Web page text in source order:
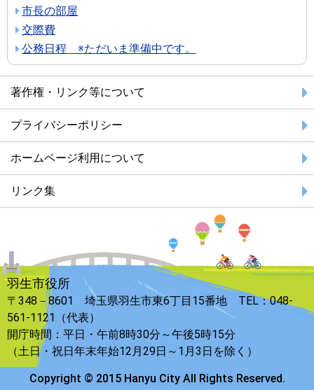
市長の部屋
交際費
公務日程 ※ただいま準備中です。
著作権・リンク等について
プライバシーポリシー
ホームページ利用について
リンク集
羽生市役所
〒348－8601 埼玉県羽生市東6丁目15番地 TEL：048-
561-1121（代表）
開庁時間：平日・午前8時30分～午後5時15分
（土日・祝日年末年始12月29日～1月3日を除く）
Copyright © 2015 Hanyu City All Rights Reserved.